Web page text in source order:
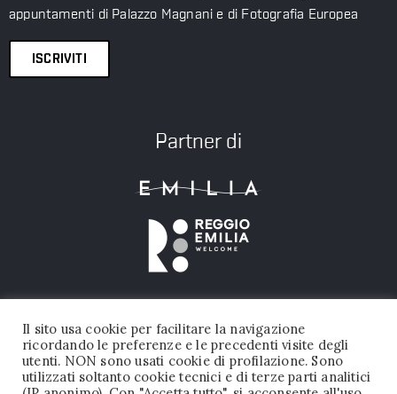
appuntamenti di Palazzo Magnani e di Fotografia Europea
ISCRIVITI
Partner di
Il sito usa cookie per facilitare la navigazione
ricordando le preferenze e le precedenti visite degli
utenti. NON sono usati cookie di profilazione. Sono
utilizzati soltanto cookie tecnici e di terze parti analitici